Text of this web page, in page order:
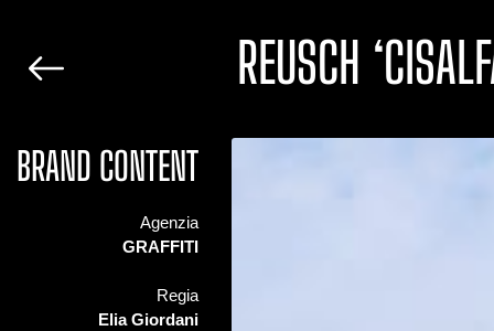
REUSCH
BRAND CONTENT
Agenzia
GRAFFITI
Regia
Elia Giordani